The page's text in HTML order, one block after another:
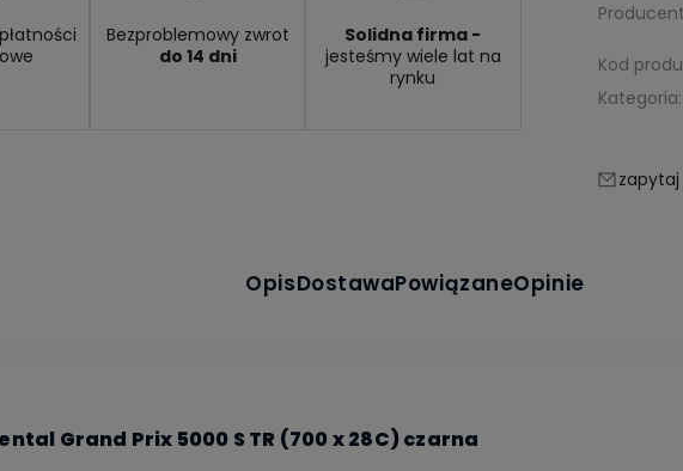
płatności
Bezproblemowy zwrot
do 14 dni
Solidna firma -
jesteśmy wiele lat na
rynku
Kod
Kategoria:
OpisDostawaPowiązaneOpinie
Grand Prix 5000 S TR (700 x 28C) czarna